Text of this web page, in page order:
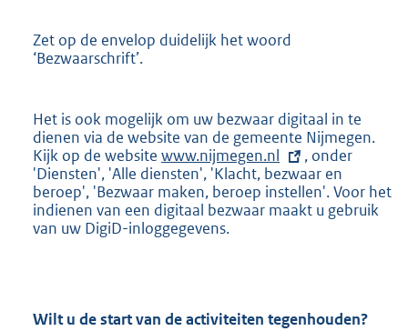
Zet op de envelop duidelijk het woord
‘Bezwaarschrift’.
Het is ook mogelijk om uw bezwaar digitaal in te
dienen via de website van de gemeente Nijmegen.
Kijk op de website E
x
t
e
r
n
www.nijmegen.nl
, onder
'Diensten', 'Alle diensten', 'Klacht, bezwaar en
beroep', 'Bezwaar maken, beroep instellen'. Voor het
indienen van een digitaal bezwaar maakt u gebruik
van uw DigiD-inloggegevens.
Wilt u de start van de activiteiten tegenhouden?